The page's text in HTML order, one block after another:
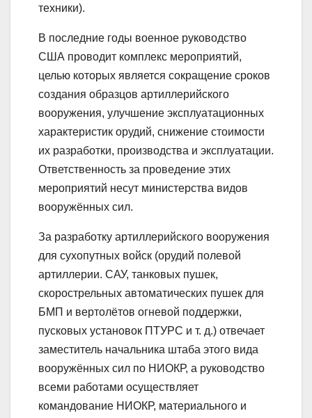
техники).
В последние годы военное руководство
США проводит комплекс мероприятий,
целью которых является сокращение сроков
создания образцов артиллерийского
вооружения, улучшение эксплуатационных
характеристик орудий, снижение стоимости
их разработки, производства и эксплуатации.
Ответственность за проведение этих
мероприятий несут министерства видов
вооружённых сил.
За разработку артиллерийского вооружения
для сухопутных войск (орудий полевой
артиллерии. САУ, танковых пушек,
скорострельных автоматических пушек для
БМП и вертолётов огневой поддержки,
пусковых установок ПТУРС и т. д.) отвечает
заместитель начальника штаба этого вида
вооружённых сил по НИОКР, а руководство
всеми работами осуществляет
командование НИОКР, материального и